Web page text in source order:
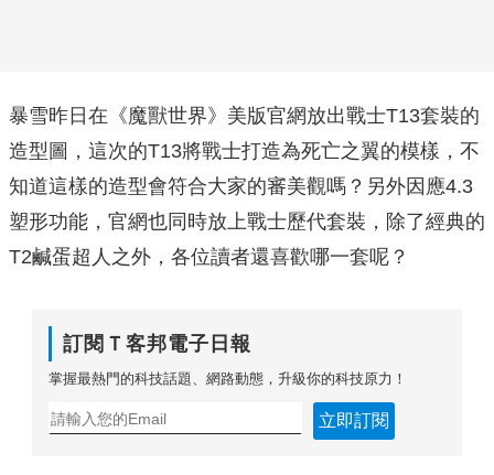
暴雪昨日在《魔獸世界》美版官網放出戰士T13套裝的
造型圖，這次的T13將戰士打造為死亡之翼的模樣，不
知道這樣的造型會符合大家的審美觀嗎？另外因應4.3
塑形功能，官網也同時放上戰士歷代套裝，除了經典的
T2鹹蛋超人之外，各位讀者還喜歡哪一套呢？
訂閱Ｔ客邦電子日報
掌握最熱門的科技話題、網路動態，升級你的科技原力！
立即訂閱